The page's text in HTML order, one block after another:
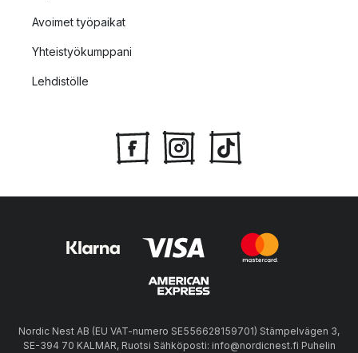
Avoimet työpaikat
Yhteistyökumppani
Lehdistölle
Nordic Nest AB (EU VAT-numero SE556628159701) Stämpelvägen 3,
SE-394 70 KALMAR, Ruotsi Sähköposti: info@nordicnest.fi Puhelin